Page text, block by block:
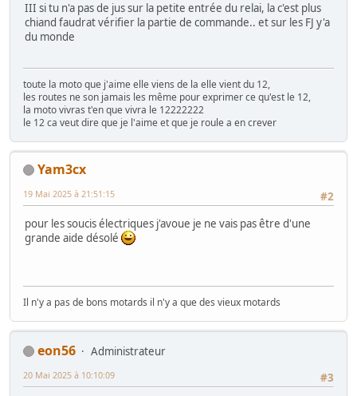
III si tu n'a pas de jus sur la petite entrée du relai, la c'est plus
chiand faudrat vérifier la partie de commande.. et sur les FJ y'a
du monde
toute la moto que j'aime elle viens de la elle vient du 12,
les routes ne son jamais les même pour exprimer ce qu'est le 12,
la moto vivras t'en que vivra le 12222222
le 12 ca veut dire que je l'aime et que je roule a en crever
Yam3cx
#2
19 Mai 2025 à 21:51:15
pour les soucis électriques j'avoue je ne vais pas être d'une
grande aide désolé
Il n'y a pas de bons motards il n'y a que des vieux motards
eon56
Administrateur
#3
20 Mai 2025 à 10:10:09